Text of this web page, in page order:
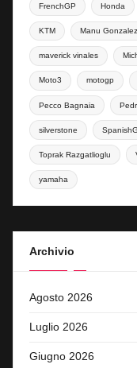
FrenchGP Honda
KTM Manu Gonzalez
maverick vinales
Moto3 motogp
Pecco Bagnaia
silverstone
Toprak Razgatlioglu
yamaha
Archivio
Agosto 2026
Luglio 2026
Giugno 2026